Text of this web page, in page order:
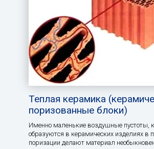
Теплая керамика
поризованные блоки)
Именно маленькие воздушные пустоты,
образуются в керамических изделиях в
поризации делают материал